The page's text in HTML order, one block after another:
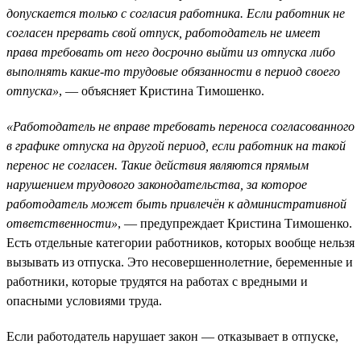
допускается только с согласия работника. Если работник не
согласен прервать свой отпуск, работодатель не имеет
права требовать от него досрочно выйти из отпуска либо
выполнять какие-то трудовые обязанности в период своего
отпуска», — объясняет Кристина Тимошенко.
«Работодатель не вправе требовать переноса согласованного
в графике отпуска на другой период, если работник на такой
перенос не согласен. Такие действия являются прямым
нарушением трудового законодательства, за которое
работодатель может быть привлечён к административной
ответственности», — предупреждает Кристина Тимошенко.
Есть отдельные категории работников, которых вообще нельзя
вызывать из отпуска. Это несовершеннолетние, беременные и
работники, которые трудятся на работах с вредными и
опасными условиями труда.
Если работодатель нарушает закон — отказывает в отпуске,